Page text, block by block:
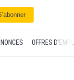
OFFRES